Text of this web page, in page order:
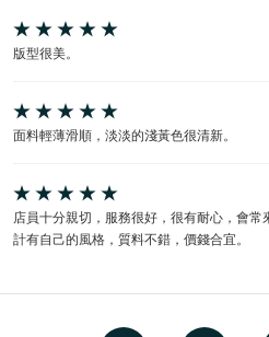
版型很美。
面料輕薄滑順，淡淡的淺黃色很清新。
店員十分親切，服務很好，很有耐心，會
計有自己的風格，質料不錯，價錢合宜。